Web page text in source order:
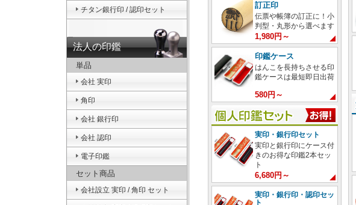
訂正印
伝票や帳簿の訂正に！小
判型・丸形から選べます
1,980円～
印鑑ケース
はんこを長持ちさせる印
鑑ケースは最短即日出荷
580円～
実印・銀行印セット
実印と銀行印にケース付
きのお得な印鑑2本セッ
ト
6,680円～
実印・銀行印・認印セッ
ト
チタン銀行印 / 認印セット
法人の印鑑
単品
会社 実印
角印
会社 銀行印
会社 認印
電子印鑑
セット商品
会社設立 実印 / 角印 セット